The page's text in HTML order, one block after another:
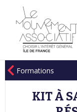
Formations
KIT À